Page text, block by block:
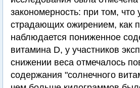
закономерность: при том, что
страдающих ожирением, как
наблюдается пониженное
витамина D, у участников
снижении веса отмечалось
содержания "солнечного